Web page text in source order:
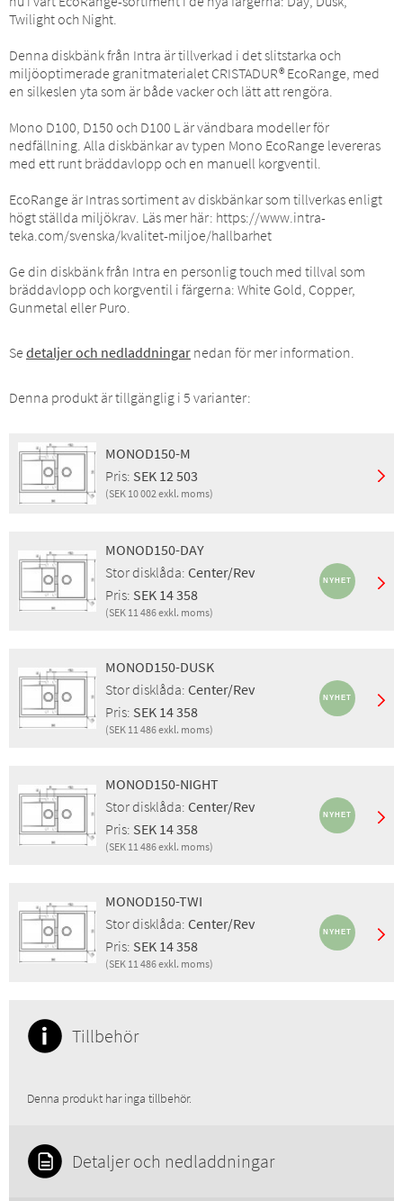
Twilight och Night.
Denna diskbänk från Intra är tillverkad i det slitstarka och
miljöoptimerade granitmaterialet CRISTADUR® EcoRange, med
en silkeslen yta som är både vacker och lätt att rengöra.
Mono D100, D150 och D100 L är vändbara modeller för
nedfällning. Alla diskbänkar av typen Mono EcoRange levereras
med ett runt bräddavlopp och en manuell korgventil.
EcoRange är Intras sortiment av diskbänkar som tillverkas enligt
högt ställda miljökrav. Läs mer här: https://www.intra-
teka.com/svenska/kvalitet-miljoe/hallbarhet
Ge din diskbänk från Intra en personlig touch med tillval som
bräddavlopp och korgventil i färgerna: White Gold, Copper,
Gunmetal eller Puro.
Se detaljer och nedladdningar nedan för mer information.
Denna produkt är tillgänglig i 5 varianter:
MONOD150-M
Pris: SEK 12 503
(SEK 10 002 exkl. moms)
Bräddavlopp, Korgventil
Finish:
Pris inkl. moms: SEK 12 503
Pris exkl. moms:
SEK 10 002
Diskbänkar
MONOD150-DAY
Stor disklåda: Center/Rev
Pris: SEK 14 358
(SEK 11 486 exkl. moms)
Sil, EcoRange
Stor disklåda:
Center/Rev
Finish:
Day
Pris inkl. moms:
SEK 14 358
Pris exkl. moms:
8090450
MONOD150-DUSK
Stor disklåda: Center/Rev
Pris: SEK 14 358
(SEK 11 486 exkl. moms)
Sil, EcoRange
Stor disklåda:
Center/Rev
Finish:
Dusk
Pris inkl. moms:
SEK 14 358
Pris exkl. moms:
8090451
MONOD150-NIGHT
Stor disklåda: Center/Rev
Pris: SEK 14 358
(SEK 11 486 exkl. moms)
Sil, EcoRange
Stor disklåda:
Center/Rev
Finish:
Night
Pris inkl. moms:
SEK 14 358
Pris exkl. moms:
MONOD150-TWI
Stor disklåda: Center/Rev
Pris: SEK 14 358
(SEK 11 486 exkl. moms)
Stor disklåda:
Center/Rev
Finish:
Pris exkl. moms:
SEK 11 486
4014949707605
Tillbehör
Denna produkt har inga tillbehör.
Detaljer och nedladdningar